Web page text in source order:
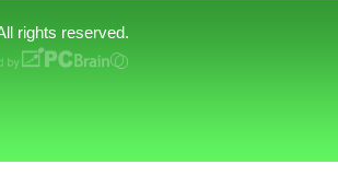
rights reserved.